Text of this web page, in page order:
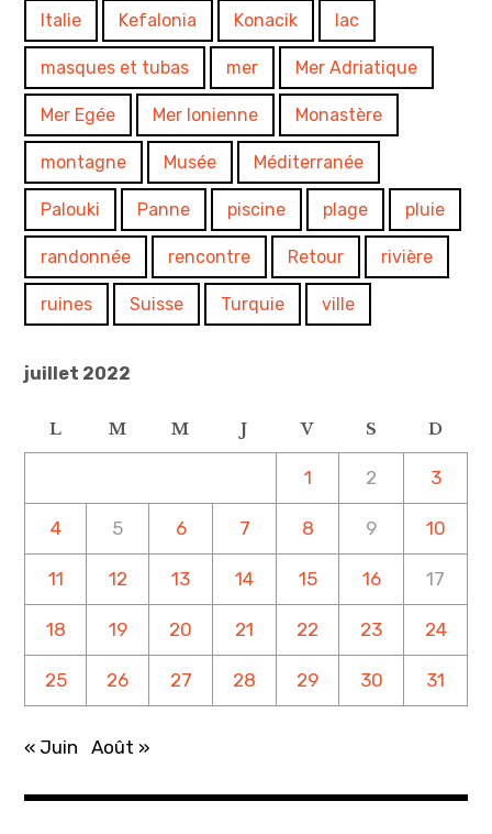
Italie Kefalonia Konacik lac
masques et tubas mer Mer Adriatique
Mer Egée Mer Ionienne Monastère
montagne Musée Méditerranée
Palouki Panne piscine plage pluie
randonnée rencontre Retour rivière
ruines Suisse Turquie ville
juillet 2022
L M M J V S D
1 2 3
4 5 6 7 8 9 10
11 12 13 14 15 16 17
18 19 20 21 22 23 24
25 26 27 28 29 30 31
« Juin Août »